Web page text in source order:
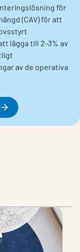
för
(CAV) för att
lägga till 2-3% av
av de operativa